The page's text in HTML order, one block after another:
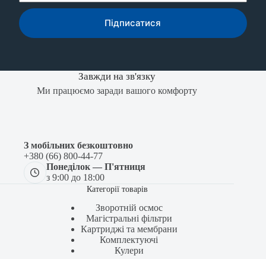
Підписатися
Завжди на зв'язку
Ми працюємо заради вашого комфорту
З мобільних безкоштовно
+380 (66) 800-44-77
Понеділок — П'ятниця
з 9:00 до 18:00
Категорії товарів
Зворотній осмос
Магістральні фільтри
Картриджі та мембрани
Комплектуючі
Кулери